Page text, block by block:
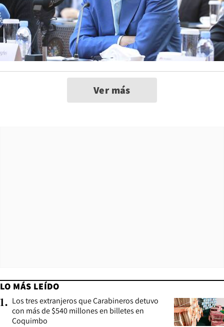
Ver más
LO MÁS LEÍDO
1. Los tres extranjeros que Carabineros detuvo
con más de $540 millones en billetes en
Coquimbo